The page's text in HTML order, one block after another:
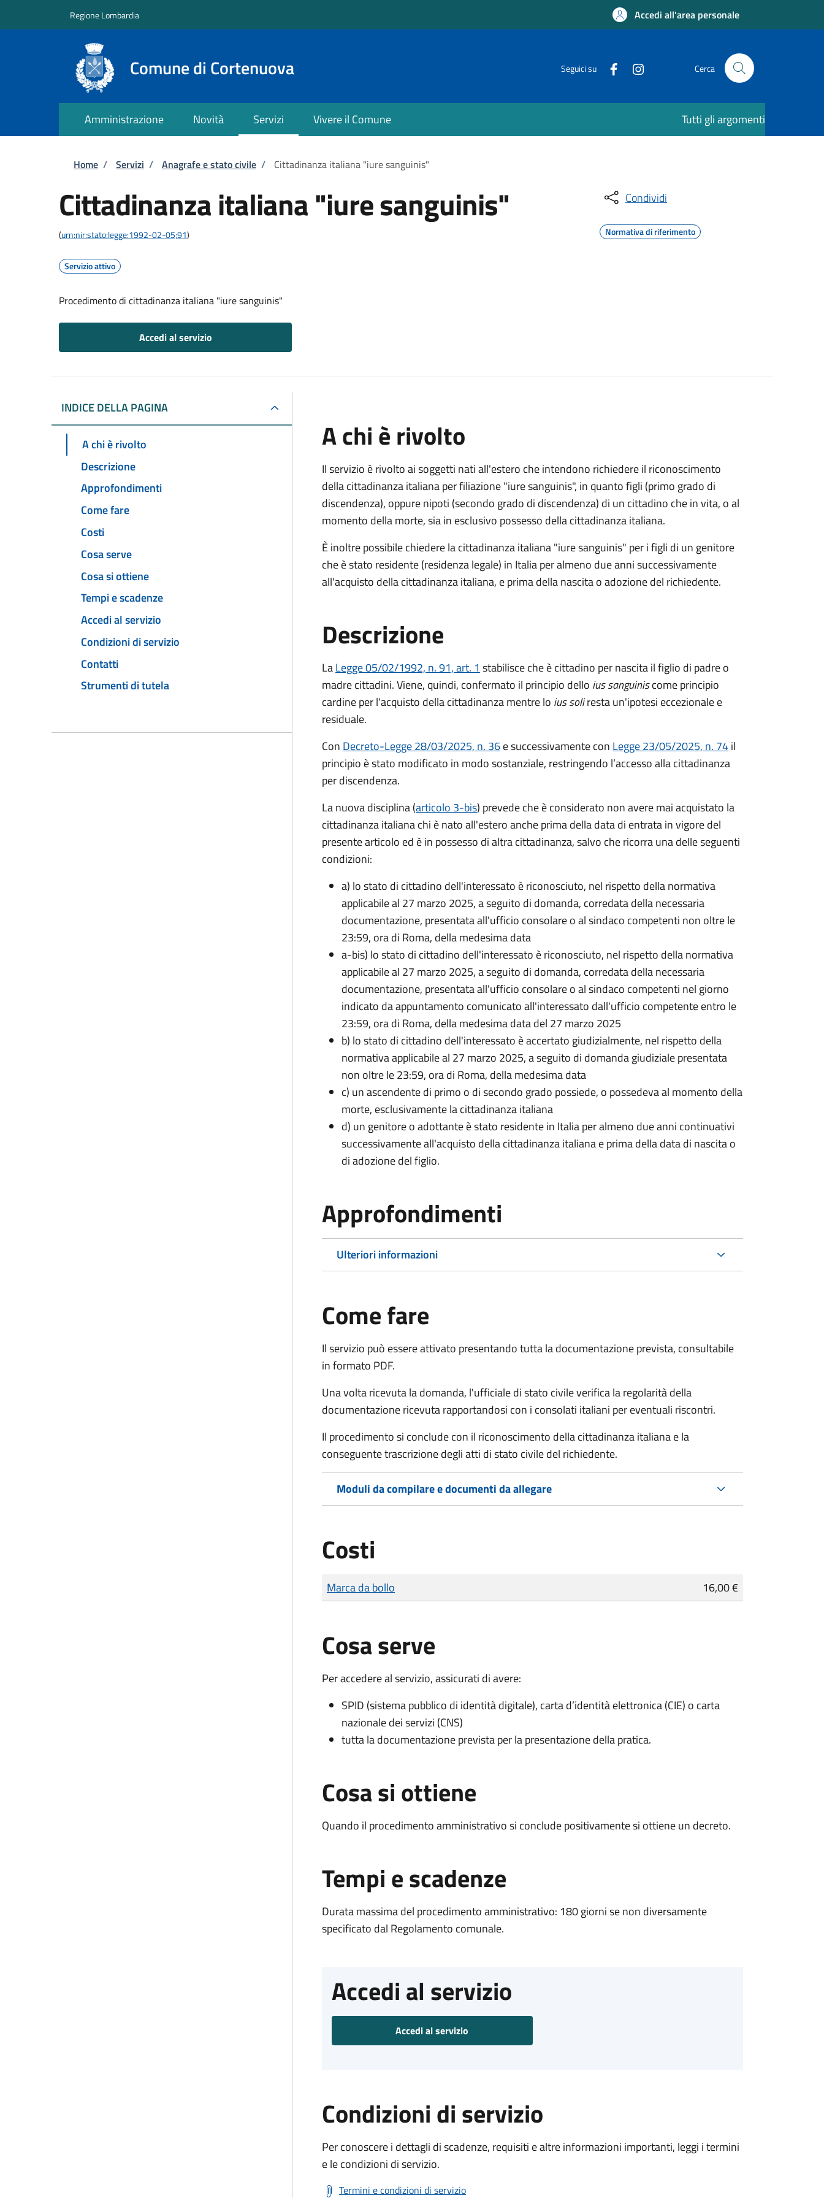
Regione Lombardia Accedi all'area personale
Comune di Cortenuova Seguici su Cerca
Amministrazione Novità Servizi Vivere il Comune Tutti gli argomenti
Briciole di pane
Home / Servizi / Anagrafe e stato civile / Cittadinanza italiana "iure sanguinis"
Cittadinanza italiana "iure sanguinis"
(urn:nir:stato:legge:1992-02-05;91)
Servizio attivo
Procedimento di cittadinanza italiana "iure sanguinis"
Accedi al servizio
Condividi
Normativa di riferimento
INDICE DELLA PAGINA
A chi è rivolto
Descrizione
Approfondimenti
Come fare
Costi
Cosa serve
Cosa si ottiene
Tempi e scadenze
Accedi al servizio
Condizioni di servizio
Contatti
Strumenti di tutela
A chi è rivolto
Il servizio è rivolto ai soggetti nati all'estero che intendono richiedere il riconoscimento
della cittadinanza italiana per filiazione "iure sanguinis", in quanto figli (primo grado di
discendenza), oppure nipoti (secondo grado di discendenza) di un cittadino che in vita, o al
momento della morte, sia in esclusivo possesso della cittadinanza italiana.
È inoltre possibile chiedere la cittadinanza italiana "iure sanguinis" per i figli di un genitore
che è stato residente (residenza legale) in Italia per almeno due anni successivamente
all'acquisto della cittadinanza italiana, e prima della nascita o adozione del richiedente.
Descrizione
LaLegge 05/02/1992, n. 91, art. 1 stabilisce che è cittadino per nascita il figlio di padre o
madre cittadini. Viene, quindi, confermato il principio dello ius sanguiniscome principio
cardine per l'acquisto della cittadinanza mentre lo ius soliresta un'ipotesi eccezionale e
residuale.
Con Decreto-Legge 28/03/2025, n. 36e successivamente con Legge 23/05/2025, n. 74il
principio è stato modificato in modo sostanziale, restringendo l’accesso alla cittadinanza
per discendenza.
La nuova disciplina (articolo 3-bis) prevede cheèconsiderato non avere mai acquistato la
cittadinanza italiana chi è nato all'estero anche prima della data di entrata in vigore del
presente articolo ed è in possesso di altra cittadinanza, salvo che ricorra una delle seguenti
condizioni:
a) lo stato di cittadino dell'interessato è riconosciuto, nel rispetto della normativa
applicabile al 27 marzo 2025, a seguito di domanda, corredata della necessaria
documentazione, presentata all'ufficio consolare o al sindaco competenti non oltre le
23:59, ora di Roma, della medesima data
a-bis) lo stato di cittadino dell'interessato è riconosciuto, nel rispetto della normativa
applicabile al 27 marzo 2025, a seguito di domanda, corredata della necessaria
documentazione, presentata all'ufficio consolare o al sindaco competenti nel giorno
indicato da appuntamento comunicato all'interessato dall'ufficio competente entro le
23:59, ora di Roma, della medesima data del 27 marzo 2025
b) lo stato di cittadino dell'interessato è accertato giudizialmente, nel rispetto della
normativa applicabile al 27 marzo 2025, a seguito di domanda giudiziale presentata
non oltre le 23:59, ora di Roma, della medesima data
c) un ascendente di primo o di secondo grado possiede, o possedeva al momento della
morte, esclusivamente la cittadinanza italiana
d) un genitore o adottante è stato residente in Italia per almeno due anni continuativi
successivamente all'acquisto della cittadinanza italiana e prima della data di nascita o
di adozione del figlio.
Approfondimenti
Ulteriori informazioni
Come fare
Il servizio può essere attivato presentando tutta la documentazione prevista, consultabile
in formato PDF.
Una volta ricevuta la domanda, l'ufficiale di stato civile verifica la regolarità della
documentazione ricevuta rapportandosi con i consolati italiani per eventuali riscontri.
Il procedimento si conclude con il riconoscimento della cittadinanza italiana e la
conseguente trascrizione degli atti di stato civile del richiedente.
Moduli da compilare e documenti da allegare
Costi
Tipo di pagamento
Importo
Marca da bollo 16,00 €
Cosa serve
Per accedere al servizio, assicurati di avere:
SPID (sistema pubblico di identità digitale), carta d’identità elettronica (CIE) o carta
nazionale dei servizi (CNS)
tutta la documentazione prevista per la presentazione della pratica.
Cosa si ottiene
Quando il procedimento amministrativo si conclude positivamente si ottiene un decreto.
Tempi e scadenze
Durata massima del procedimento amministrativo: 180 giorni se non diversamente
specificato dal Regolamento comunale.
Accedi al servizio
Accedi al servizio
Condizioni di servizio
Per conoscere i dettagli di scadenze, requisiti e altre informazioni importanti, leggi i termini
e le condizioni di servizio.
Termini e condizioni di servizio